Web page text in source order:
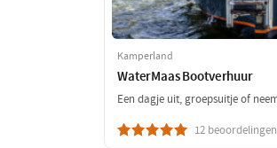
Kamperland
WaterMaas Bootverhuur
Een dagje uit, groepsuitje of
12 beoordelingen